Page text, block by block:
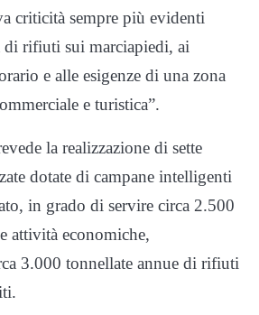
criticità sempre più evidenti
di rifiuti sui marciapiedi, ai
e alle esigenze di una zona
e turistica”.
la realizzazione di sette
dotate di campane intelligenti
in grado di servire circa 2.500
attività economiche,
3.000 tonnellate annue di rifiuti